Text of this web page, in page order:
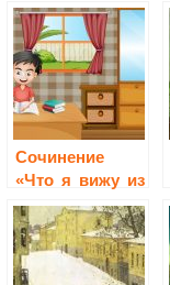
Сочинение
«Что я вижу из
окна своего
дома»?